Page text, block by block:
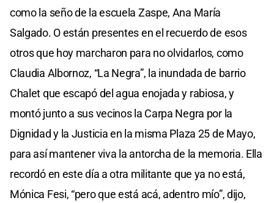
como la seño de la escuela Zaspe, Ana María
Salgado. O están presentes en el recuerdo de esos
otros que hoy marcharon para no olvidarlos, como
Claudia Albornoz, “La Negra”, la inundada de barrio
Chalet que escapó del agua enojada y rabiosa, y
montó junto a sus vecinos la Carpa Negra por la
Dignidad y la Justicia en la misma Plaza 25 de Mayo,
para así mantener viva la antorcha de la memoria. Ella
recordó en este día a otra militante que ya no está,
Mónica Fesi, “pero que está acá, adentro mío”, dijo,